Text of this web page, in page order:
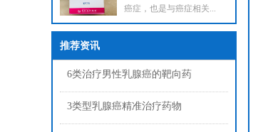
癌症，也是与癌症相关...
推荐资讯
6类治疗男性乳腺癌的靶向药
3类型乳腺癌精准治疗药物